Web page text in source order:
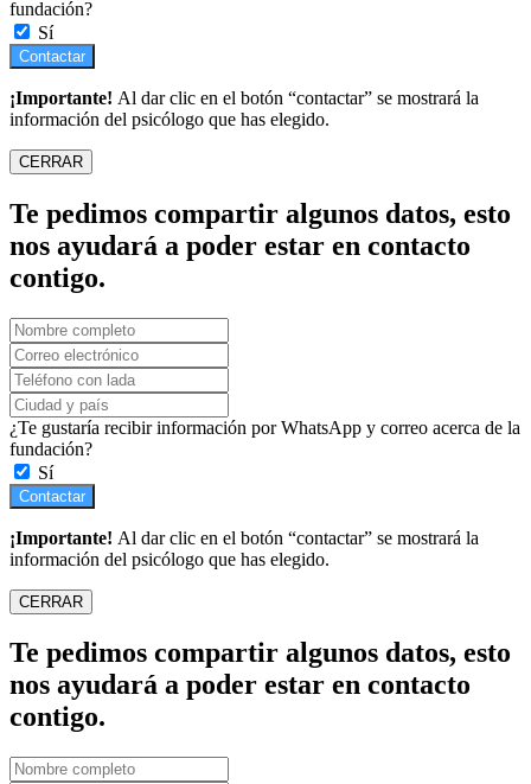
fundación?
Sí
Contactar
¡Importante! Al dar clic en el botón “contactar” se mostrará la
información del psicólogo que has elegido.
CERRAR
Te pedimos compartir algunos datos, esto
nos ayudará a poder estar en contacto
contigo.
¿Te gustaría recibir información por WhatsApp y correo acerca de la
fundación?
Sí
Contactar
¡Importante! Al dar clic en el botón “contactar” se mostrará la
información del psicólogo que has elegido.
CERRAR
Te pedimos compartir algunos datos, esto
nos ayudará a poder estar en contacto
contigo.